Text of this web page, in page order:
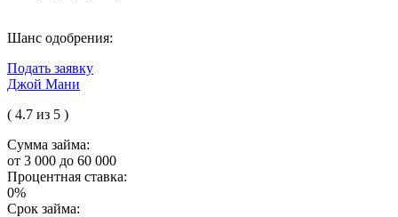
Шанс одобрения:
Подать заявку
Джой Мани
( 4.7 из 5 )
Сумма займа:
от 3 000 до 60 000
Процентная ставка:
0%
Срок займа: